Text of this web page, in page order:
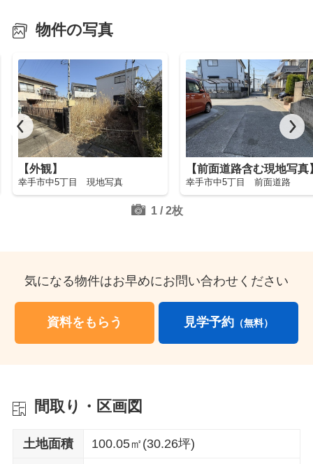
物件の写真
【外観】
幸手市中5丁目 現地写真
【前面道路含む現地写真
幸手市中5丁目 前面道路
1/2枚
気になる物件はお早めにお問い合わせください
資料をもらう 見学予約 （無料）
間取り・区画図
土地面積 100.05㎡(30.26坪)